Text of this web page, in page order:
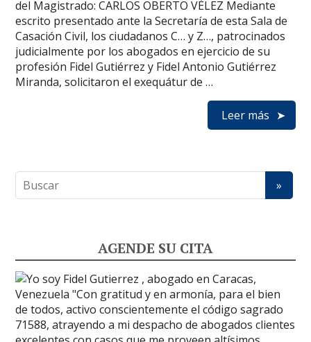
del Magistrado: CARLOS OBERTO VÉLEZ Mediante
escrito presentado ante la Secretaría de esta Sala de
Casación Civil, los ciudadanos C… y Z…, patrocinados
judicialmente por los abogados en ejercicio de su
profesión Fidel Gutiérrez y Fidel Antonio Gutiérrez
Miranda, solicitaron el exequátur de …
Leer más
AGENDE SU CITA